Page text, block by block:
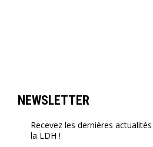
NEWSLETTER
Recevez les dernières
la LDH !